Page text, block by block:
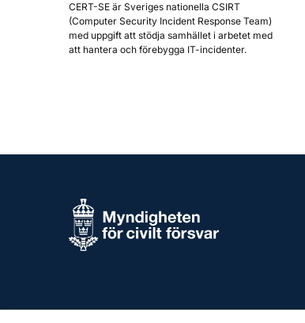
CERT-SE är Sveriges nationella CSIRT
(Computer Security Incident Response Team)
med uppgift att stödja samhället i arbetet med
att hantera och förebygga IT-incidenter.